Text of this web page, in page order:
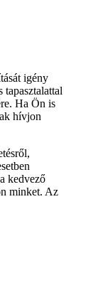
igény
tapasztalattal
Ha Ön is
hívjon
kedvező
minket. Az